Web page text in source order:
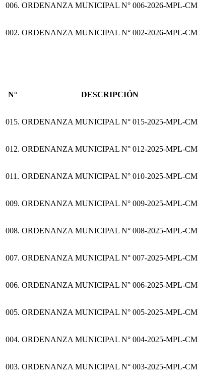
006. ORDENANZA MUNICIPAL N° 006-2026-MPL-CM
002. ORDENANZA MUNICIPAL N° 002-2026-MPL-CM
N° DESCRIPCIÓN
015. ORDENANZA MUNICIPAL N° 015-2025-MPL-CM
012. ORDENANZA MUNICIPAL N° 012-2025-MPL-CM
011. ORDENANZA MUNICIPAL N° 010-2025-MPL-CM
009. ORDENANZA MUNICIPAL N° 009-2025-MPL-CM
008. ORDENANZA MUNICIPAL N° 008-2025-MPL-CM
007. ORDENANZA MUNICIPAL N° 007-2025-MPL-CM
006. ORDENANZA MUNICIPAL N° 006-2025-MPL-CM
005. ORDENANZA MUNICIPAL N° 005-2025-MPL-CM
004. ORDENANZA MUNICIPAL N° 004-2025-MPL-CM
003. ORDENANZA MUNICIPAL N° 003-2025-MPL-CM